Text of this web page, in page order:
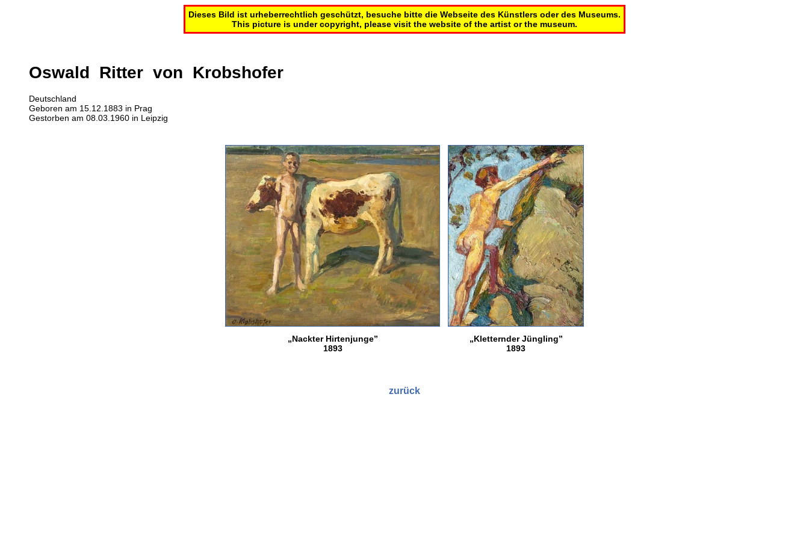
Dieses Bild ist urheberrechtlich geschützt, besuche bitte die Webseite des Künstlers oder des Museums.
This picture is under copyright, please visit the website of the artist or the museum.
Oswald Ritter von Krobshofer
Deutschland
Geboren am 15.12.1883 in Prag
Gestorben am 08.03.1960 in Leipzig
„Nackter Hirtenjunge”
1893
„Kletternder Jüngling”
1893
zurück